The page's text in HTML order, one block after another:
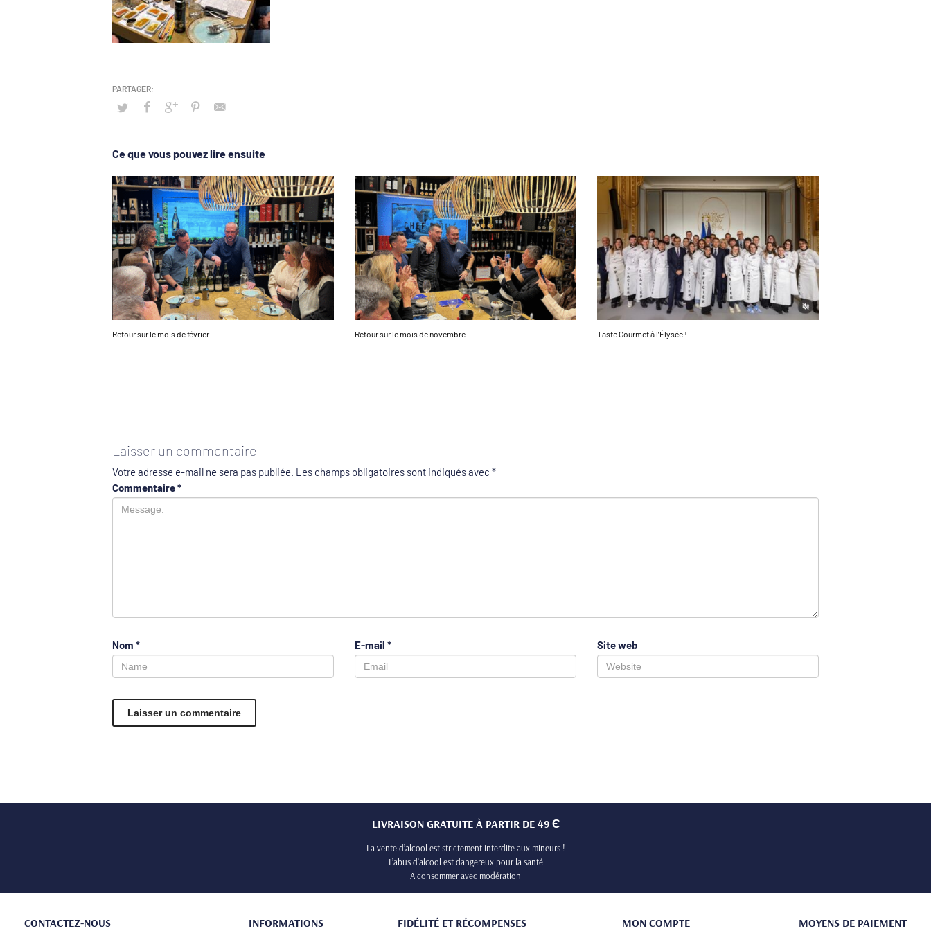
Ce que vous pouvez lire ensuite
Retour sur le mois de février Retour sur le mois de novembre Taste Gourmet à l’Élysée !
Laisser un commentaire
Votre adresse e-mail ne sera pas publiée. Les champs obligatoires sont indiqués avec *
Commentaire*
Nom * E-mail * Site web
LIVRAISON GRATUITE À PARTIR DE 49 Є
La vente d’alcool est strictement interdite aux mineurs !
L’abus d’alcool est dangereux pour la santé
A consommer avec modération
CONTACTEZ-NOUS INFORMATIONS FIDÉLITÉ ET RÉCOMPENSES MON COMPTE MOYENS DE PAIEMENT